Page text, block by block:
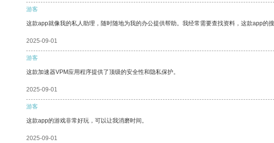
游客
这款app就像我的私人助理，随时随地为我的办公提供帮助。我经常需要查找资料，这款app的
2025-09-01
游客
这款加速器VPM应用程序提供了顶级的安全性和隐私保护。
2025-09-01
游客
这款app的游戏非常好玩，可以让我消磨时间。
2025-09-01